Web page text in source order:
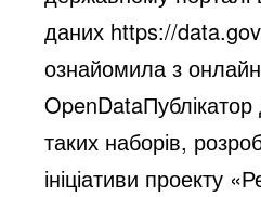
даних https://
ознайомила з
таких наборів,
ініціативи проекту